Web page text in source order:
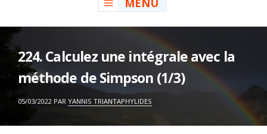
MENU
224. Calculez une intégrale avec la
méthode de Simpson (1/3)
ON
05/03/2022 PAR YANNIS TRIANTAPHYLIDES